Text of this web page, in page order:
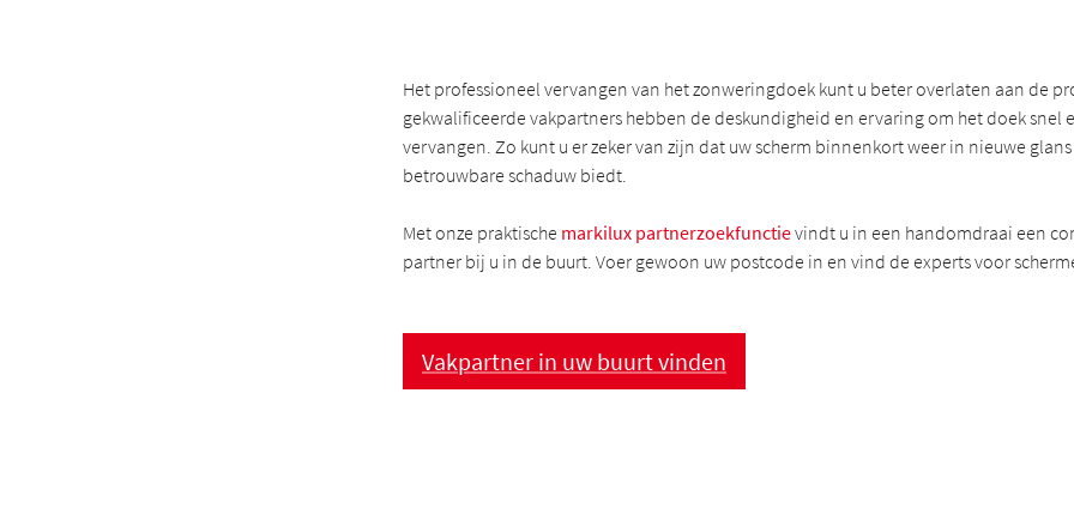
Het professioneel vervangen van het zonweringdoek kunt u beter overlaten aan de
gekwalificeerde vakpartners hebben de deskundigheid en ervaring om het doek snel
vervangen. Zo kunt u er zeker van zijn dat uw scherm binnenkort weer in nieuwe
betrouwbare schaduw biedt.
Met onze praktische markilux partnerzoekfunctievindt u in een handomdraai een
partner bij u in de buurt. Voer gewoon uw postcode in en vind de experts voor
Vakpartner in uw buurt vinden